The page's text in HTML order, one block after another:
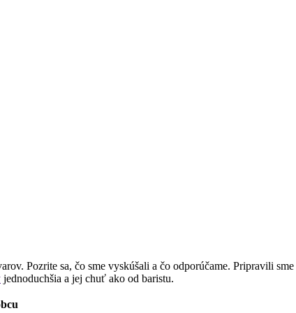
Pozrite sa, čo sme vyskúšali a čo odporúčame. Pripravili sme
jednoduchšia a jej chuť ako od baristu.